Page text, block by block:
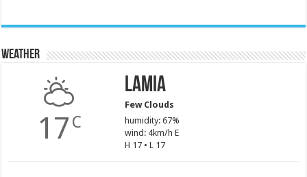
Weather
17 C
Lamia
Few Clouds
humidity: 67%
wind: 4km/h E
H 17 • L 17